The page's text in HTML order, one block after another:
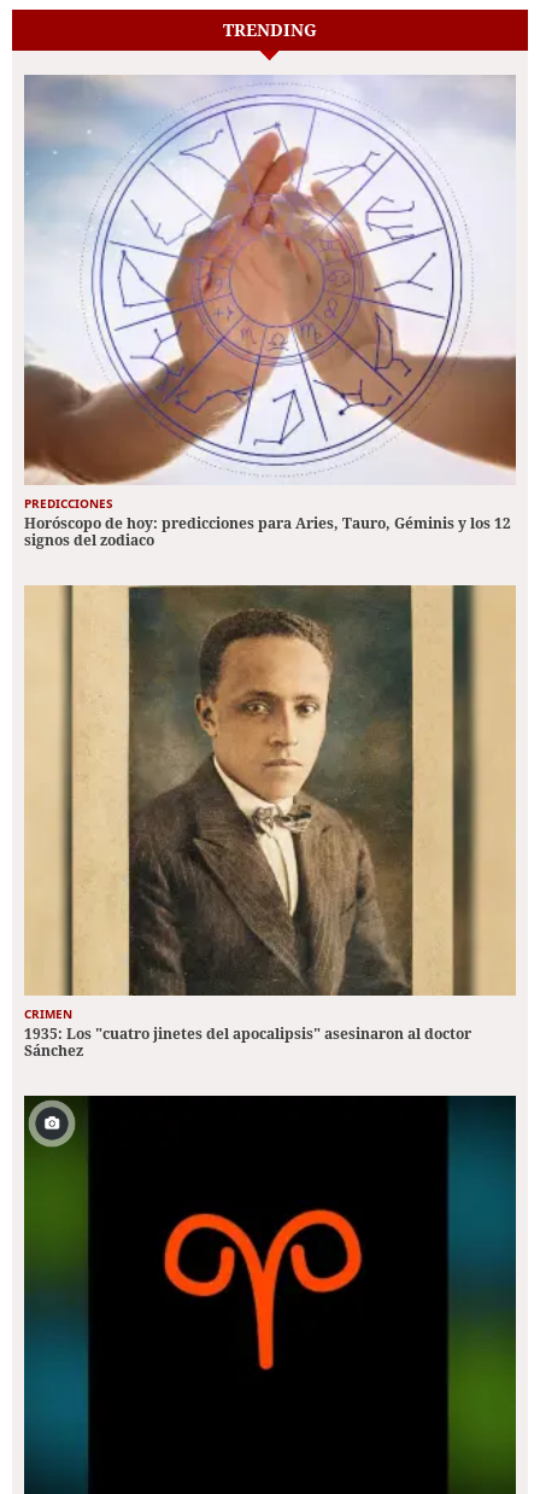
TRENDING
PREDICCIONES
Horóscopo de hoy: predicciones para Aries, Tauro, Géminis y los 12
signos del zodiaco
CRIMEN
1935: Los "cuatro jinetes del apocalipsis" asesinaron al doctor
Sánchez